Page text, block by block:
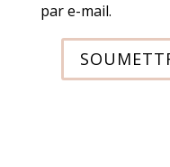
par e-mail.